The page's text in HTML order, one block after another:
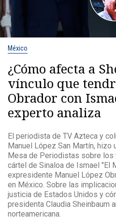
México
¿Cómo afecta a
vínculo que
Obrador con
experto analiza
El periodista de TV Azteca y
Manuel López San Martín, hizo
Mesa de Periodistas sobre los
cártel de Sinaloa de Ismael "El
expresidente Manuel López
en México. Sobre las
justicia de Estados Unidos y
presidenta Claudia Sheinbaum
norteamericana.